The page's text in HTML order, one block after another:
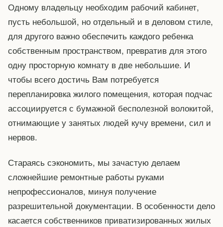
Одному владельцу необходим рабочий кабинет,
пусть небольшой, но отдельный и в деловом стиле,
для другого важно обеспечить каждого ребенка
собственным пространством, превратив для этого
одну просторную комнату в две небольшие. И
чтобы всего достичь Вам потребуется
перепланировка жилого помещения, которая подчас
ассоциируется с бумажной бесполезной волокитой,
отнимающие у занятых людей кучу времени, сил и
нервов.
Стараясь сэкономить, мы зачастую делаем
сложнейшие ремонтные работы руками
непрофессионалов, минуя получение
разрешительной документации. В особенности дело
касается собственников приватизированных жилых